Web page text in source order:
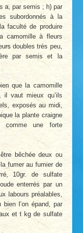
a, par semis ; h) par
subordonnés à la
faculté de produire
camomille à fleurs
doubles très peu,
par semis et la
que la camomille
vaut mieux qu’ils
exposés au midi,
la plante craigne
comme une forte
bêchée deux ou
fumer au fumier de
10gr. de sulfate
enterrés par un
labours préalables,
l’on épand, par
et t kg de sulfate